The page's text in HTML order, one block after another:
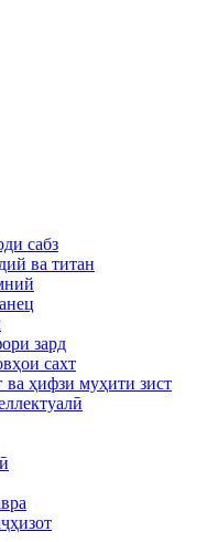
сабз
ва титан
зард
сахт
ва ҳифзи муҳити зист